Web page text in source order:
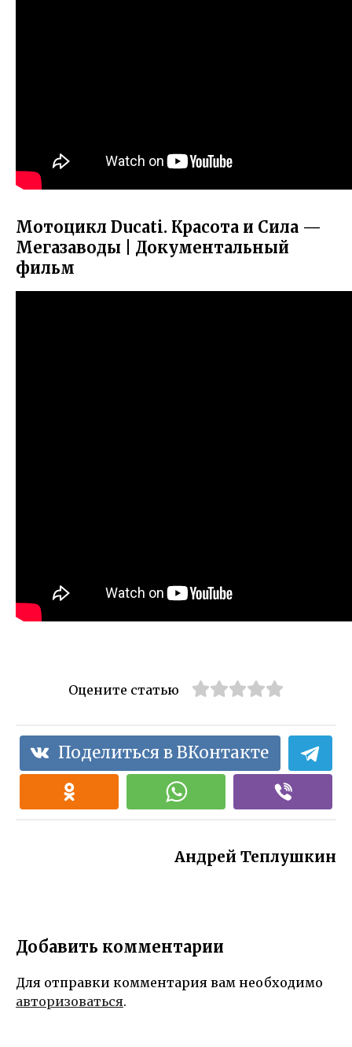
Мотоцикл Ducati. Красота и Сила —
Мегазаводы | Документальный
фильм
Оцените статью
Поделиться в ВКонтакте
Андрей Теплушкин
Добавить комментарии
Для отправки комментария вам необходимо
авторизоваться.